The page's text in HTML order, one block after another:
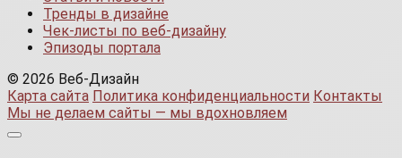
Тренды в дизайне
Чек-листы по веб-дизайну
Эпизоды портала
© 2026 Веб-Дизайн
Карта сайта Политика конфиденциальности Контакты
Мы не делаем сайты — мы вдохновляем